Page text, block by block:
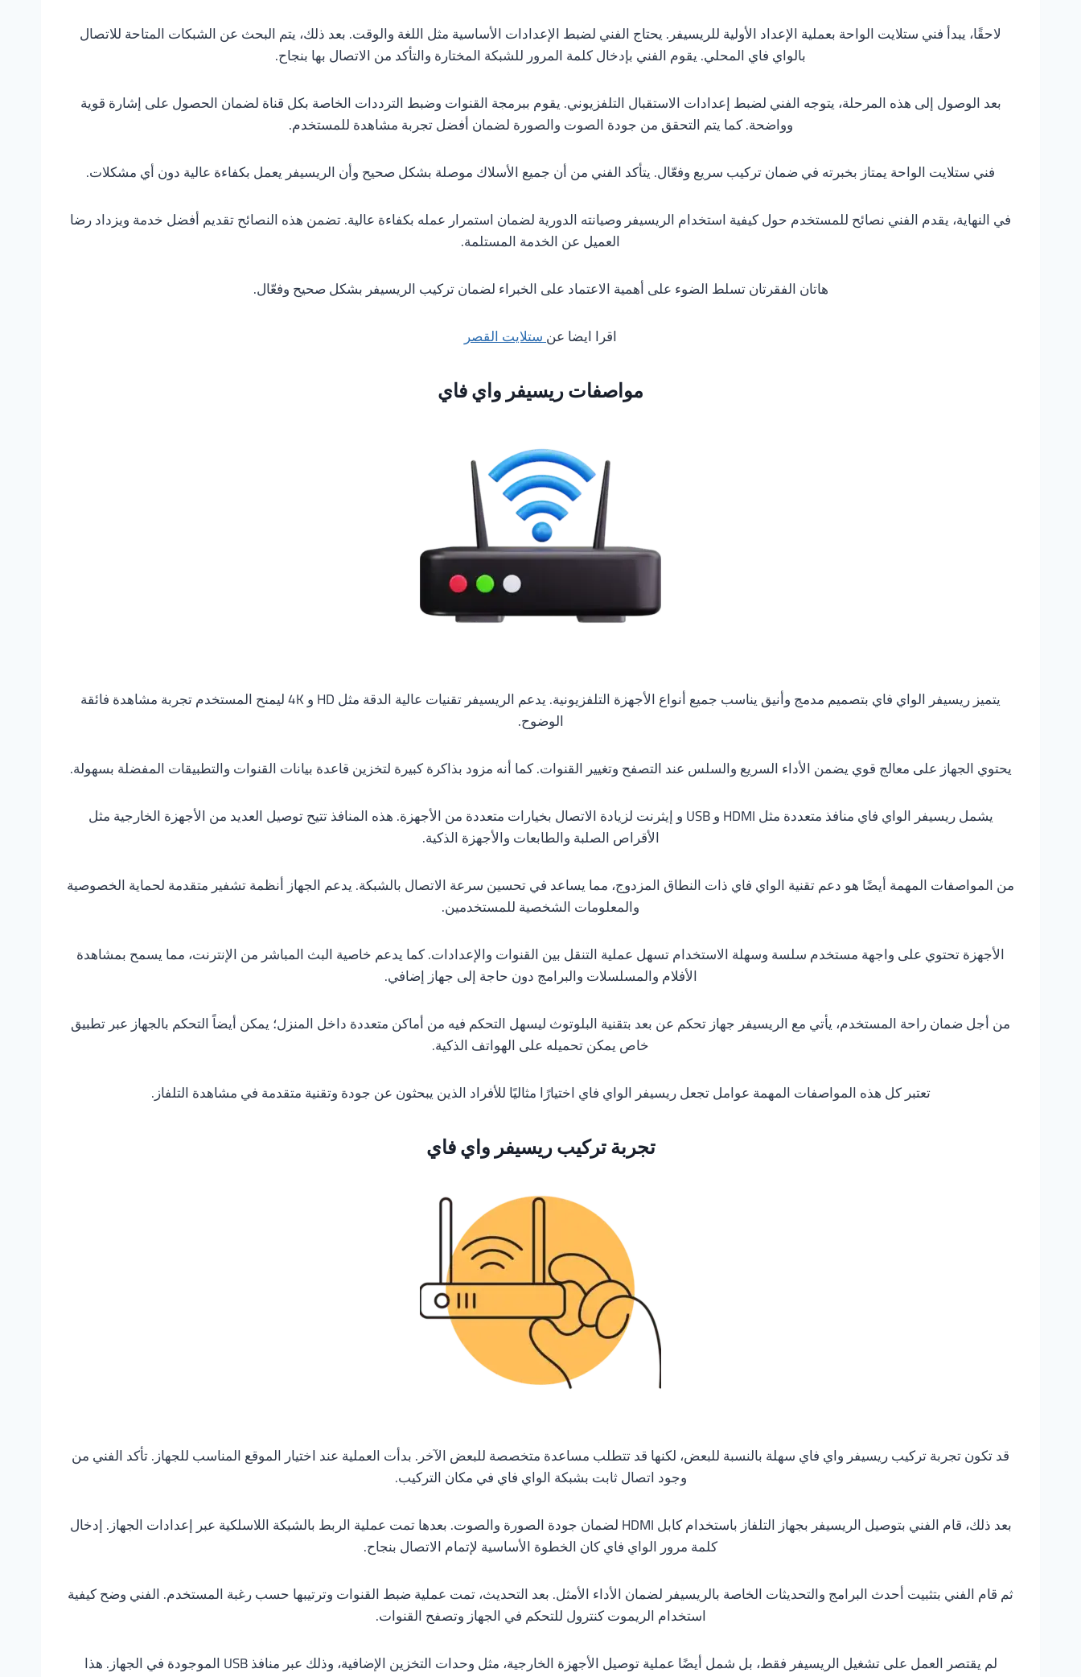
لاحقًا، يبدأ فني ستلايت الواحة بعملية الإعداد الأولية للريسيفر. يحتاج الفني لضبط الإعدادات الأساسية مثل اللغة والوقت. بعد ذلك، يتم البحث عن الشبكات المتاحة للاتصال
بالواي فاي المحلي. يقوم الفني بإدخال كلمة المرور للشبكة المختارة والتأكد من الاتصال بها بنجاح.
بعد الوصول إلى هذه المرحلة، يتوجه الفني لضبط إعدادات الاستقبال التلفزيوني. يقوم ببرمجة القنوات وضبط الترددات الخاصة بكل قناة لضمان الحصول على إشارة قوية
وواضحة. كما يتم التحقق من جودة الصوت والصورة لضمان أفضل تجربة مشاهدة للمستخدم.
فني ستلايت الواحة يمتاز بخبرته في ضمان تركيب سريع وفعّال. يتأكد الفني من أن جميع الأسلاك موصلة بشكل صحيح وأن الريسيفر يعمل بكفاءة عالية دون أي مشكلات.
في النهاية، يقدم الفني نصائح للمستخدم حول كيفية استخدام الريسيفر وصيانته الدورية لضمان استمرار عمله بكفاءة عالية. تضمن هذه النصائح تقديم أفضل خدمة ويزداد رضا
العميل عن الخدمة المستلمة.
هاتان الفقرتان تسلط الضوء على أهمية الاعتماد على الخبراء لضمان تركيب الريسيفر بشكل صحيح وفعّال.
اقرا ايضا عنستلايت القصر
مواصفات ريسيفر واي فاي
يتميز ريسيفر الواي فاي بتصميم مدمج وأنيق يناسب جميع أنواع الأجهزة التلفزيونية. يدعم الريسيفر تقنيات عالية الدقة مثل HD و 4K ليمنح المستخدم تجربة مشاهدة فائقة
الوضوح.
يحتوي الجهاز على معالج قوي يضمن الأداء السريع والسلس عند التصفح وتغيير القنوات. كما أنه مزود بذاكرة كبيرة لتخزين قاعدة بيانات القنوات والتطبيقات المفضلة بسهولة.
يشمل ريسيفر الواي فاي منافذ متعددة مثل HDMI و USB و إيثرنت لزيادة الاتصال بخيارات متعددة من الأجهزة. هذه المنافذ تتيح توصيل العديد من الأجهزة الخارجية مثل
الأقراص الصلبة والطابعات والأجهزة الذكية.
من المواصفات المهمة أيضًا هو دعم تقنية الواي فاي ذات النطاق المزدوج، مما يساعد في تحسين سرعة الاتصال بالشبكة. يدعم الجهاز أنظمة تشفير متقدمة لحماية الخصوصية
والمعلومات الشخصية للمستخدمين.
الأجهزة تحتوي على واجهة مستخدم سلسة وسهلة الاستخدام تسهل عملية التنقل بين القنوات والإعدادات. كما يدعم خاصية البث المباشر من الإنترنت، مما يسمح بمشاهدة
الأفلام والمسلسلات والبرامج دون حاجة إلى جهاز إضافي.
من أجل ضمان راحة المستخدم، يأتي مع الريسيفر جهاز تحكم عن بعد بتقنية البلوتوث ليسهل التحكم فيه من أماكن متعددة داخل المنزل؛ يمكن أيضاً التحكم بالجهاز عبر تطبيق
خاص يمكن تحميله على الهواتف الذكية.
تعتبر كل هذه المواصفات المهمة عوامل تجعل ريسيفر الواي فاي اختيارًا مثاليًا للأفراد الذين يبحثون عن جودة وتقنية متقدمة في مشاهدة التلفاز.
تجربة تركيب ريسيفر واي فاي
قد تكون تجربة تركيب ريسيفر واي فاي سهلة بالنسبة للبعض، لكنها قد تتطلب مساعدة متخصصة للبعض الآخر. بدأت العملية عند اختيار الموقع المناسب للجهاز. تأكد الفني من
وجود اتصال ثابت بشبكة الواي فاي في مكان التركيب.
بعد ذلك، قام الفني بتوصيل الريسيفر بجهاز التلفاز باستخدام كابل HDMI لضمان جودة الصورة والصوت. بعدها تمت عملية الربط بالشبكة اللاسلكية عبر إعدادات الجهاز. إدخال
كلمة مرور الواي فاي كان الخطوة الأساسية لإتمام الاتصال بنجاح.
ثم قام الفني بتثبيت أحدث البرامج والتحديثات الخاصة بالريسيفر لضمان الأداء الأمثل. بعد التحديث، تمت عملية ضبط القنوات وترتيبها حسب رغبة المستخدم. الفني وضح كيفية
استخدام الريموت كنترول للتحكم في الجهاز وتصفح القنوات.
لم يقتصر العمل على تشغيل الريسيفر فقط، بل شمل أيضًا عملية توصيل الأجهزة الخارجية، مثل وحدات التخزين الإضافية، وذلك عبر منافذ USB الموجودة في الجهاز. هذا